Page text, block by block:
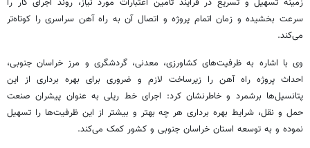
سرعت بخشیده و زمان اتمام پروژه و اتصال آن به راه آهن سراسری را کوتاه‌تر
می‌کند.
وی با اشاره به ظرفیت‌های کشاورزی، معدنی، گردشگری و مرز خراسان جنوبی،
احداث پروژه راه آهن را زیرساخت لازم و ضروری برای بهره برداری از این
پتانسیل‌ها برشمرد و خاطرنشان کرد: اجرای خط ریلی به عنوان پیشران صنعت
حمل و نقل، شرایط بهره برداری هر چه بهتر و بیشتر از این ظرفیت‌ها را تسهیل
نموده و به توسعه استان خراسان جنوبی و کشور کمک می‌کند.